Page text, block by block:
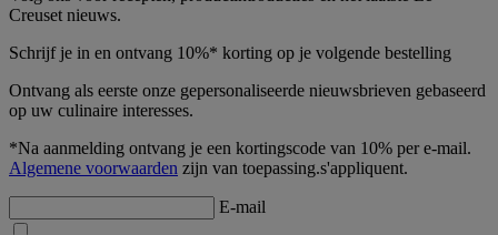
Creuset nieuws.
Schrijf je in en ontvang 10%* korting op je volgende bestelling
Ontvang als eerste onze gepersonaliseerde nieuwsbrieven gebaseerd
op uw culinaire interesses.
*Na aanmelding ontvang je een kortingscode van 10% per e-mail.
Algemene voorwaarden zijn van toepassing.s'appliquent.
E-mail